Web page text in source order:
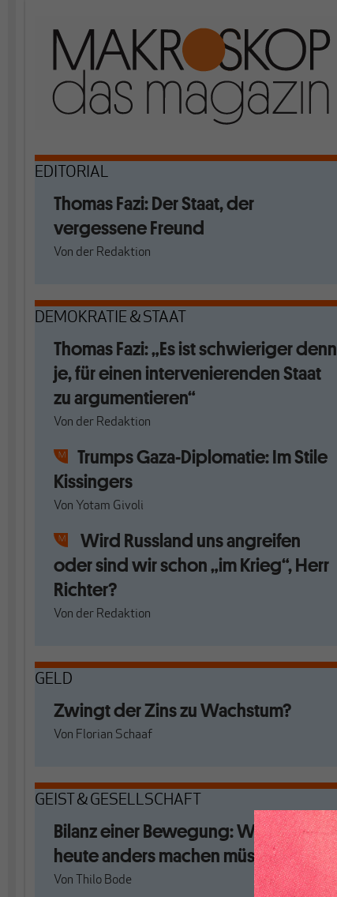
EDITORIAL
Thomas Fazi: Der Staat, der
vergessene Freund
Von der Redaktion
DEMOKRATIE & STAAT
Thomas Fazi: „Es ist schwieriger denn
je, für einen intervenierenden Staat
zu argumentieren“
Von der Redaktion
Trumps Gaza-Diplomatie: Im Stile
Kissingers
Von Yotam Givoli
Wird Russland uns angreifen
oder sind wir schon „im Krieg“, Herr
Richter?
Von der Redaktion
GELD
Zwingt der Zins zu Wachstum?
Von Florian Schaaf
GEIST & GESELLSCHAFT
Bilanz einer Bewegung: Was NGOs
heute anders machen müssen
Von Thilo Bode